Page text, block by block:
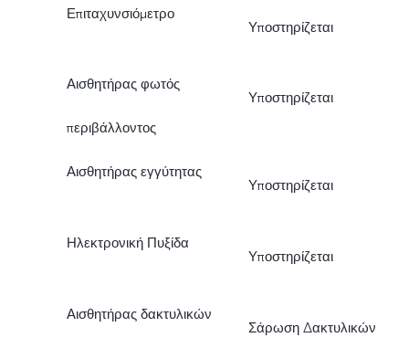
Επιταχυνσιόμετρο
Υποστηρίζεται
Αισθητήρας φωτός
περιβάλλοντος
Υποστηρίζεται
Αισθητήρας εγγύτητας
Υποστηρίζεται
Ηλεκτρονική Πυξίδα
Υποστηρίζεται
Αισθητήρας δακτυλικών
Σάρωση Δακτυλικών